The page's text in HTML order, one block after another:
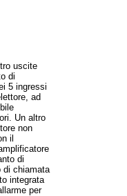
uscite
di
5 ingressi
ad
Un altro
non
il
di
di chiamata
integrata
per